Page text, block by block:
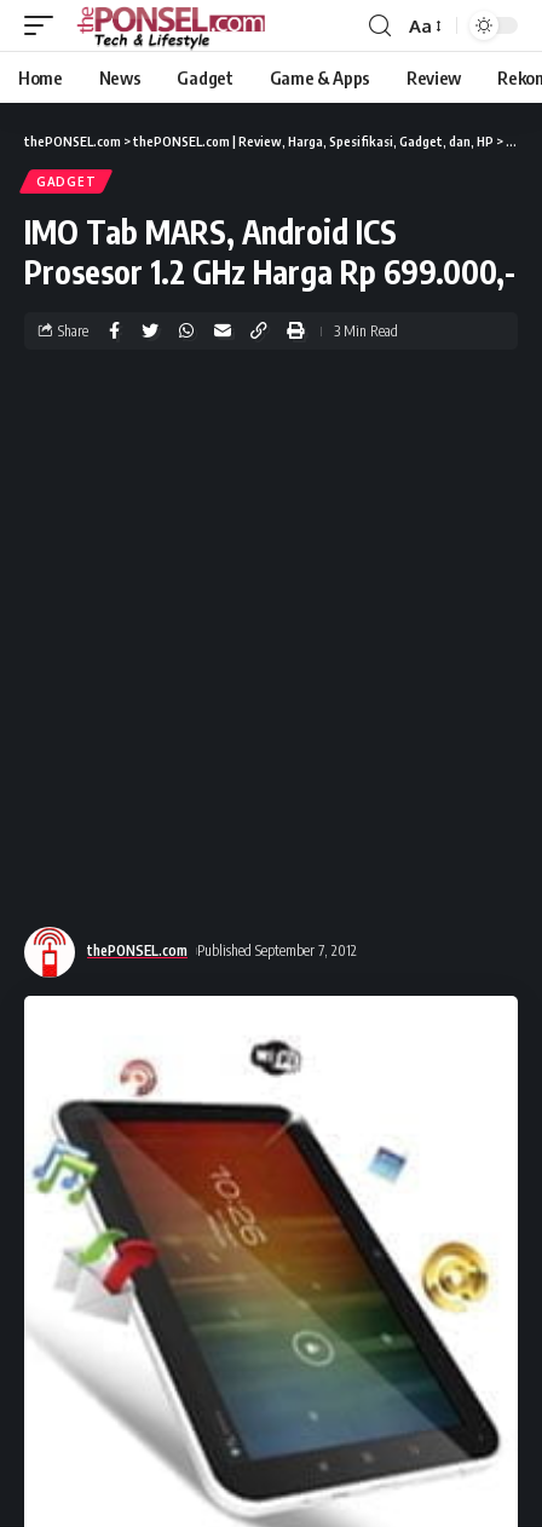
Aa
Home News Gadget Game & Apps Review
thePONSEL.com >thePONSEL.com | Review, Harga, Spesifikasi, Gadget, dan, HP >
GADGET
IMO Tab MARS, Android ICS
Prosesor 1.2 GHz Harga Rp 699.000,-
thePONSEL.com Published September 7, 2012
Share 3 Min Read